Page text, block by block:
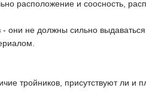
расположение и соосность,
они не должны сильно выдаваться
тройников, присутствуют ли и